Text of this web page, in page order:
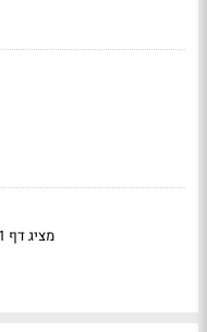
מציג דף 1 מתוך 8